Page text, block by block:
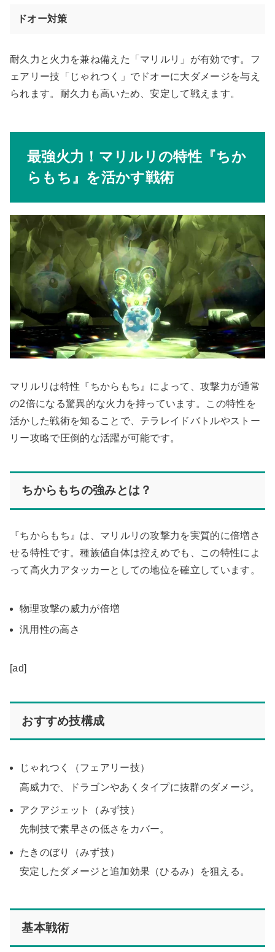
ドオー対策
耐久力と火力を兼ね備えた「マリルリ」が有効です。フ
ェアリー技「じゃれつく」でドオーに大ダメージを与え
られます。耐久力も高いため、安定して戦えます。
最強火力！マリルリの特性『ちか
らもち』を活かす戦術
マリルリは特性『ちからもち』によって、攻撃力が通常
の2倍になる驚異的な火力を持っています。この特性を
活かした戦術を知ることで、テラレイドバトルやストー
リー攻略で圧倒的な活躍が可能です。
ちからもちの強みとは？
『ちからもち』は、マリルリの攻撃力を実質的に倍増さ
せる特性です。種族値自体は控えめでも、この特性によ
って高火力アタッカーとしての地位を確立しています。
物理攻撃の威力が倍増
汎用性の高さ
[ad]
おすすめ技構成
じゃれつく（フェアリー技）
高威力で、ドラゴンやあくタイプに抜群のダメージ。
アクアジェット（みず技）
先制技で素早さの低さをカバー。
たきのぼり（みず技）
安定したダメージと追加効果（ひるみ）を狙える。
基本戦術